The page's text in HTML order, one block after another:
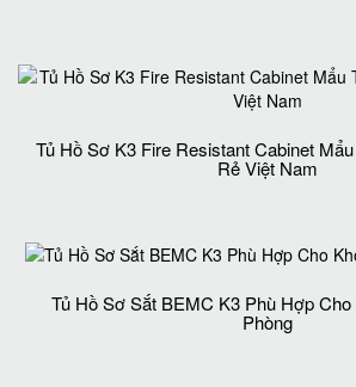
Tủ Hồ Sơ K3 Fire Resistant Cabinet
Rẻ Việt Nam
Tủ Hồ Sơ Sắt BEMC K3 Phù Hợp
Phòng